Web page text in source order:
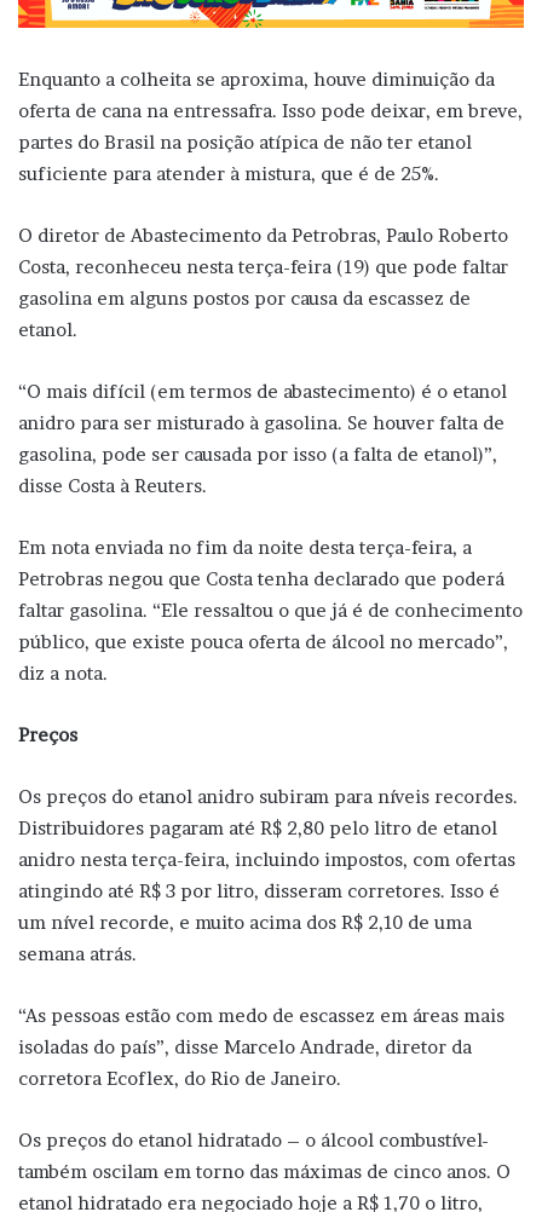
Enquanto a colheita se aproxima, houve diminuição da
oferta de cana na entressafra. Isso pode deixar, em breve,
partes do Brasil na posição atípica de não ter etanol
suficiente para atender à mistura, que é de 25%.
O diretor de Abastecimento da Petrobras, Paulo Roberto
Costa, reconheceu nesta terça-feira (19) que pode faltar
gasolina em alguns postos por causa da escassez de
etanol.
“O mais difícil (em termos de abastecimento) é o etanol
anidro para ser misturado à gasolina. Se houver falta de
gasolina, pode ser causada por isso (a falta de etanol)”,
disse Costa à Reuters.
Em nota enviada no fim da noite desta terça-feira, a
Petrobras negou que Costa tenha declarado que poderá
faltar gasolina. “Ele ressaltou o que já é de conhecimento
público, que existe pouca oferta de álcool no mercado”,
diz a nota.
Preços
Os preços do etanol anidro subiram para níveis recordes.
Distribuidores pagaram até R$ 2,80 pelo litro de etanol
anidro nesta terça-feira, incluindo impostos, com ofertas
atingindo até R$ 3 por litro, disseram corretores. Isso é
um nível recorde, e muito acima dos R$ 2,10 de uma
semana atrás.
“As pessoas estão com medo de escassez em áreas mais
isoladas do país”, disse Marcelo Andrade, diretor da
corretora Ecoflex, do Rio de Janeiro.
Os preços do etanol hidratado – o álcool combustível-
também oscilam em torno das máximas de cinco anos. O
etanol hidratado era negociado hoje a R$ 1,70 o litro,